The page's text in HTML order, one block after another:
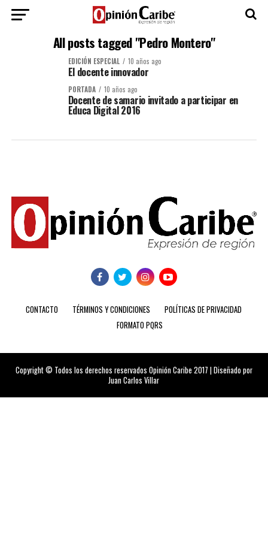
All posts tagged "Pedro Montero"
EDICIÓN ESPECIAL 10 años ago
El docente innovador
PORTADA 10 años ago
Docente de samario invitado a participar en
Educa Digital 2016
CONTACTO TÉRMINOS Y CONDICIONES
POLÍTICAS DE PRIVACIDAD
FORMATO PQRS
Copyright © Todos los derechos reservados Opinión Caribe 2017 | Diseñado por
Juan Carlos Villar